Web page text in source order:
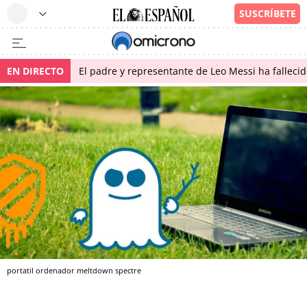
EN DIRECTO El padre y representante de Leo Messi ha
portatil ordenador meltdown spectre